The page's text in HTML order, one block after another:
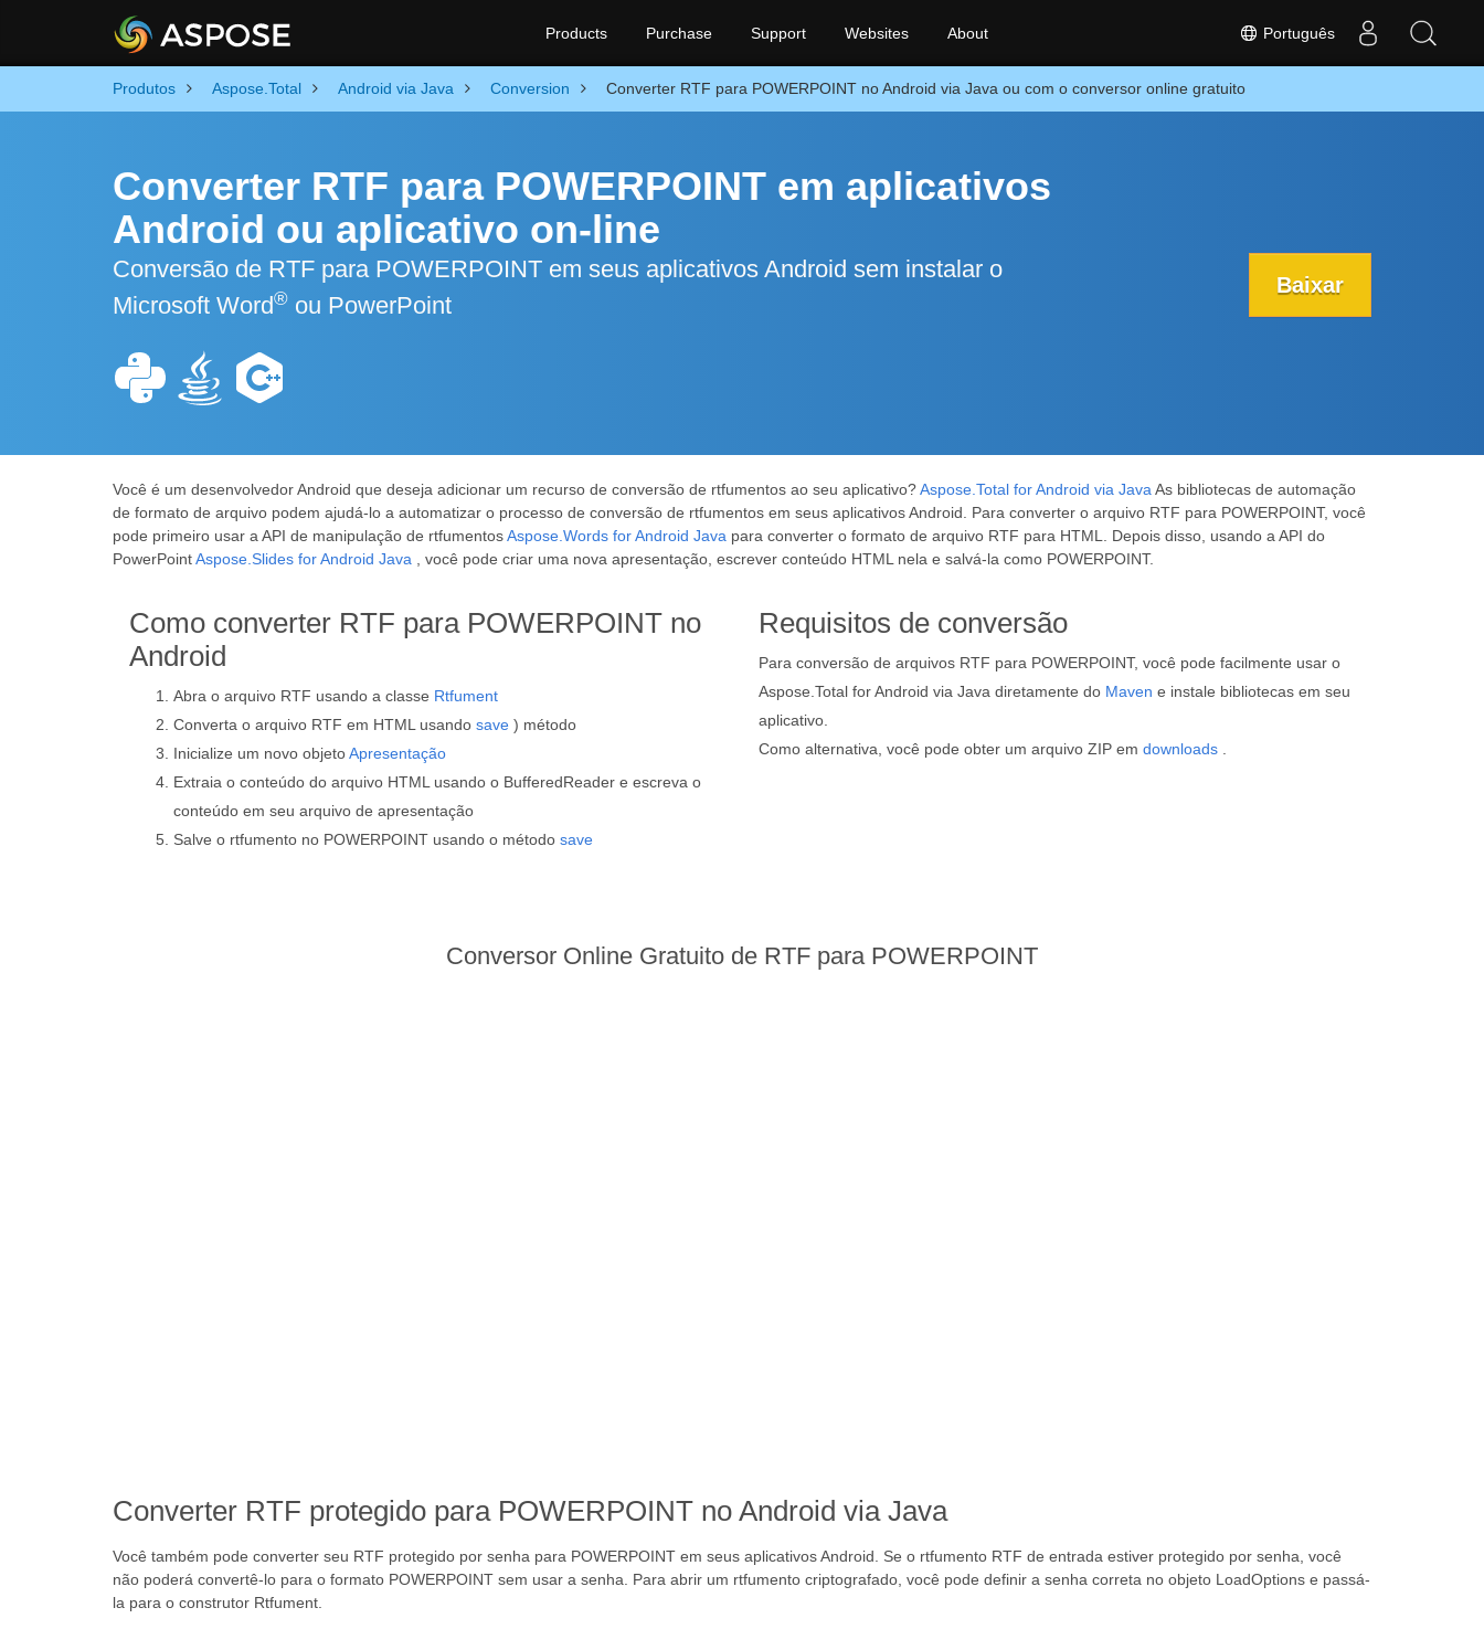
Português
Products Purchase Support Websites About
Produtos Aspose.Total Android via Java Conversion Converter RTF para POWERPOINT no Android via Java ou com o conversor online gratuito
Converter RTF para POWERPOINT em aplicativos
Android ou aplicativo on-line
Conversão de RTF para POWERPOINT em seus aplicativos Android sem instalar o
Microsoft Word® ou PowerPoint
Baixar
Você é um desenvolvedor Android que deseja adicionar um recurso de conversão de rtfumentos ao seu aplicativo?Aspose.Total for Android via Java As bibliotecas de automação
de formato de arquivo podem ajudá-lo a automatizar o processo de conversão de rtfumentos em seus aplicativos Android. Para converter o arquivo RTF para POWERPOINT, você
pode primeiro usar a API de manipulação de rtfumentosAspose.Words for Android Java para converter o formato de arquivo RTF para HTML. Depois disso, usando a API do
PowerPointAspose.Slides for Android Java , você pode criar uma nova apresentação, escrever conteúdo HTML nela e salvá-la como POWERPOINT.
Como converter RTF para POWERPOINT no
Android
Abra o arquivo RTF usando a classe Rtfument
Converta o arquivo RTF em HTML usando save ) método
Inicialize um novo objetoApresentação
Extraia o conteúdo do arquivo HTML usando o BufferedReader e escreva o
conteúdo em seu arquivo de apresentação
Salve o rtfumento no POWERPOINT usando o método save
Requisitos de conversão
Para conversão de arquivos RTF para POWERPOINT, você pode facilmente usar o
Aspose.Total for Android via Java diretamente do Maven e instale bibliotecas em seu
aplicativo.
Como alternativa, você pode obter um arquivo ZIP em downloads
Conversor Online Gratuito de RTF para POWERPOINT
Converter RTF protegido para POWERPOINT no Android via Java
Você também pode converter seu RTF protegido por senha para POWERPOINT em seus aplicativos Android. Se o rtfumento RTF de entrada estiver protegido por senha, você
não poderá convertê-lo para o formato POWERPOINT sem usar a senha. Para abrir um rtfumento criptografado, você pode definir a senha correta no objeto LoadOptions e passá-
la para o construtor Rtfument.